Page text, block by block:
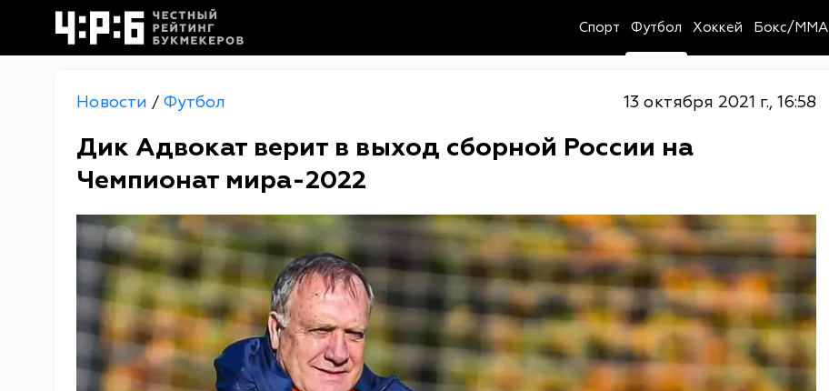
Спорт Футбол Хоккей Бокс/MMA
Новости / Футбол 13 октября 2021 г., 16:58
Дик Адвокат верит в выход сборной России на
Чемпионат мира-2022